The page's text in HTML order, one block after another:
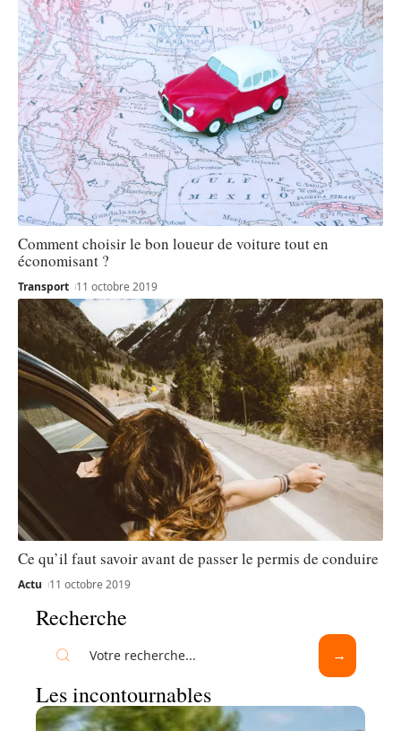
Comment choisir le bon loueur de voiture tout en
économisant ?
Transport 11 octobre 2019
Ce qu’il faut savoir avant de passer le permis de conduire
Actu 11 octobre 2019
Recherche
Les incontournables